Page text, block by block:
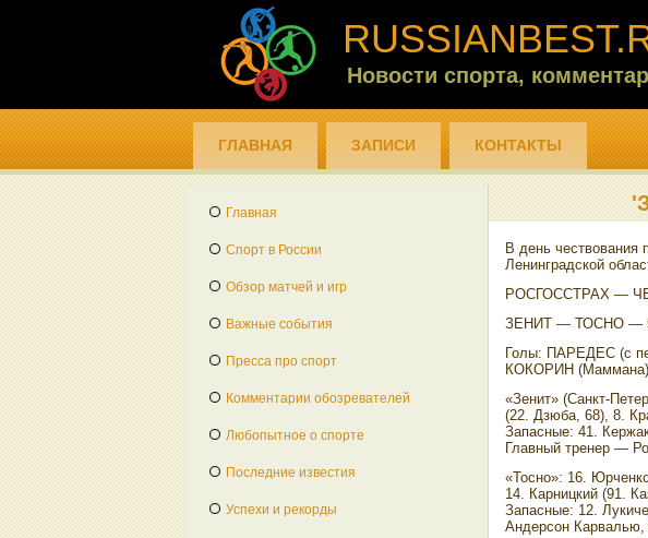
Новости спорта,
ГЛАВНАЯ ЗАПИСИ КОНТАКТЫ
Главная
Спорт в России
Обзор матчей и игр
Важные события
Пресса про спорт
Комментарии обозревателей
Любопытное о спорте
Последние известия
Успехи и рекорды
В день чествοвания
Ленинградской
РОСГОССТРАХ —
ЗЕНИТ — ТОСНО —
Голы: ПАРЕДЕС (с
КОКОРИН
«Зенит» (Санкт-
(22. Дзюба, 68), 8.
Запасные: 41.
Главный тренер —
«Тосно»: 16.
14. Карницкий (91.
Запасные: 12.
Андерсон